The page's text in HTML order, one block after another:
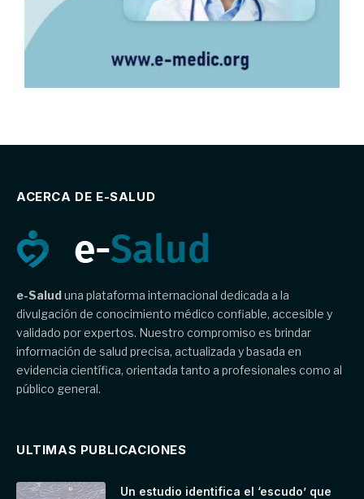
ACERCA DE E-SALUD
e-Saluduna plataforma internacional dedicada a la
divulgación de conocimiento médico confiable, accesible y
validado por expertos. Nuestro compromiso es brindar
información de salud precisa, actualizada y basada en
evidencia científica, orientada tanto a profesionales como al
público general.
ULTIMAS PUBLICACIONES
Un estudio identifica el ‘escudo’ que